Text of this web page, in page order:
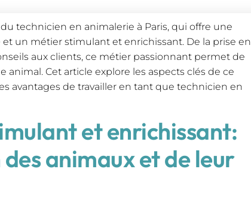
technicien en animalerie à Paris, qui offre une
un métier stimulant et enrichissant. De la prise en
aux clients, ce métier passionnant permet de
Cet article explore les aspects clés de ce
avantages de travailler en tant que technicien en
et enrichissant:
animaux et de leur